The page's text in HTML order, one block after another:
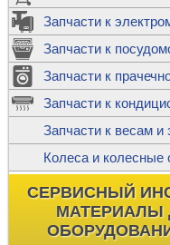
Запчасти к
Запчасти к
Запчасти к
Запчасти к
Запчасти к весам и
Колеса и колесные
СЕРВИСНЫЙ
МАТЕРИАЛЫ